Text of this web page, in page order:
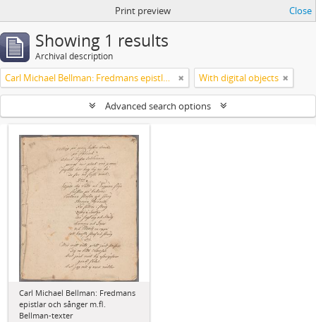
Print preview Close
Showing 1 results
Archival description
Carl Michael Bellman: Fredmans epistlar och sånger m.fl. Bellman-texter With digital objects
Advanced search options
Carl Michael Bellman: Fredmans
epistlar och sånger m.fl.
Bellman-texter